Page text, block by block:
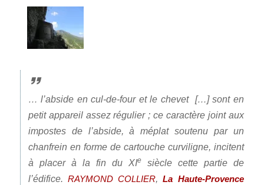
… l’abside en cul-de-four et le chevet […] sont en
petit appareil assez régulier ; ce caractère joint aux
impostes de l’abside, à méplat soutenu par un
chanfrein en forme de cartouche curviligne, incitent
à placer à la fin du XIesiècle cette partie de
l’édifice.RAYMOND COLLIER,La Haute-Provence